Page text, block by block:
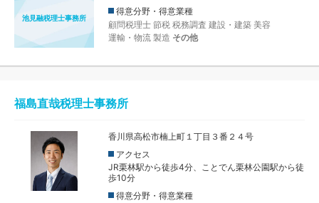
池見融税理士事務所
得意分野・得意業種
顧問税理士 節税 税務調査 建設・建築 美容
運輸・物流 製造 その他
福島直哉税理士事務所
香川県高松市楠上町１丁目３番２４号
アクセス
JR栗林駅から徒歩4分、ことでん栗林公園駅から徒
歩10分
得意分野・得意業種